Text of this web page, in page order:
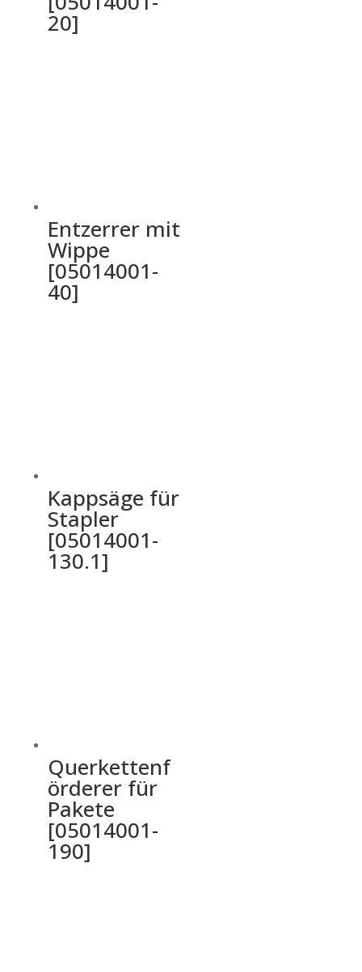
20]
Entzerrer mit
Wippe
[05014001-
40]
Kappsäge für
Stapler
[05014001-
130.1]
Querkettenf
örderer für
Pakete
[05014001-
190]